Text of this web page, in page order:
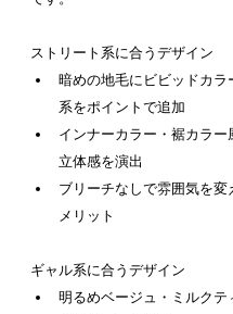
ストリート系に合うデザイン
暗めの地毛にビビッドカラ
系をポイントで追加
インナーカラー・裾カラー
立体感を演出
ブリーチなしで雰囲気を変
メリット
ギャル系に合うデザイン
明るめベージュ・ミルクテ